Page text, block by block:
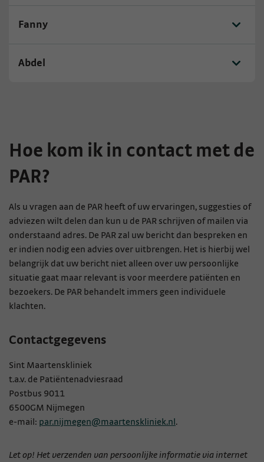
Fanny
Abdel
Hoe kom ik in contact met de
PAR?
Als u vragen aan de PAR heeft of uw ervaringen, suggesties of
adviezen wilt delen dan kun u de PAR schrijven of mailen via
onderstaand adres. De PAR zal uw bericht dan bespreken en
er indien nodig een advies over uitbrengen. Het is hierbij wel
belangrijk dat uw bericht niet alleen over uw persoonlijke
situatie gaat maar relevant is voor meerdere patiënten en
bezoekers. De PAR behandelt immers geen individuele
klachten.
Contactgegevens
Sint Maartenskliniek
t.a.v. de Patiëntenadviesraad
Postbus 9011
6500GM Nijmegen
e-mail: par.nijmegen@maartenskliniek.nl .
Let op! Het verzenden van persoonlijke informatie via internet